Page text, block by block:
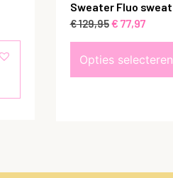
Sweater Fluo
€129,95€ 77,97
Opties selecteren